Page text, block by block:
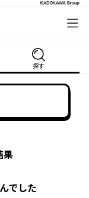
探す
果
でした